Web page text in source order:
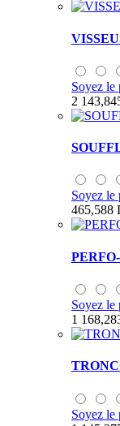
Soyez le
2
Soyez le
465,588
Soyez le
1
Soyez le